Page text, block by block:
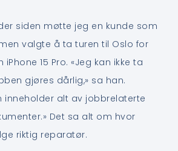
siden møtte jeg en kunde som
valgte å ta turen til Oslo for
15 Pro. «Jeg kan ikke ta
gjøres dårlig,» sa han.
inneholder alt av jobbrelaterte
Det sa alt om hvor
riktig reparatør.